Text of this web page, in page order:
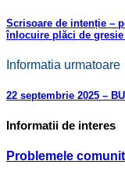
Scrisoare de intenție –
înlocuire plăci de
Informatia urmatoare
22 septembrie 2025 –
Informatii de interes
Problemele